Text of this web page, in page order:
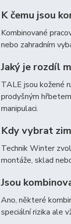
K čemu jsou
Kombinované
nebo zahradním
Jaký je rozdíl
TALE jsou kožené
prodyšným
manipulaci.
Kdy vybrat
Technik Winter
montáže, sklad
Jsou
Ano, některé
speciální rizika ale